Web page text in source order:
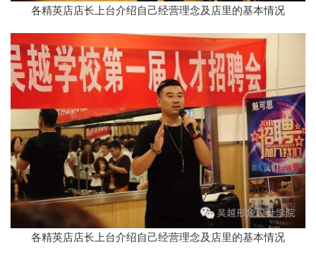
各精英店店长上台介绍自己经营理念及店里的基本情况
各精英店店长上台介绍自己经营理念及店里的基本情况